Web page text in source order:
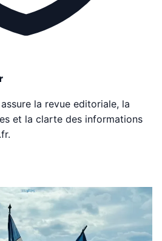
la revue editoriale, la
et la clarte des informations